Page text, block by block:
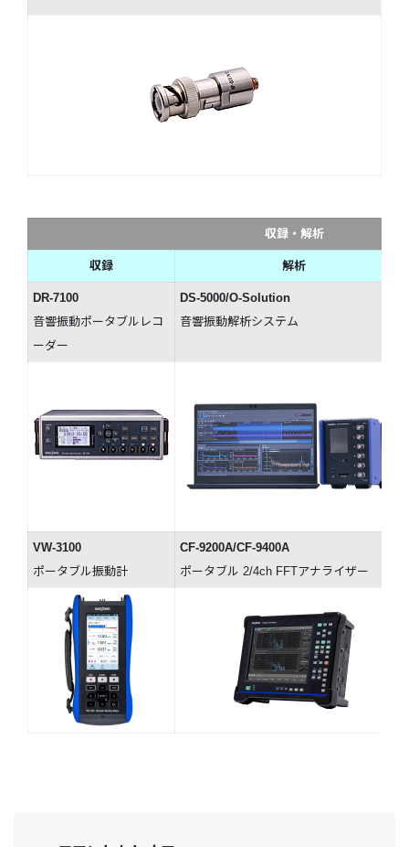
収録・解析
収録 解析
DR-7100
音響振動ポータブルレコ
ーダー
DS-5000/O-Solution
音響振動解析システム
VW-3100
ポータブル振動計
CF-9200A/CF-9400A
ポータブル 2/4ch FFTアナライザー